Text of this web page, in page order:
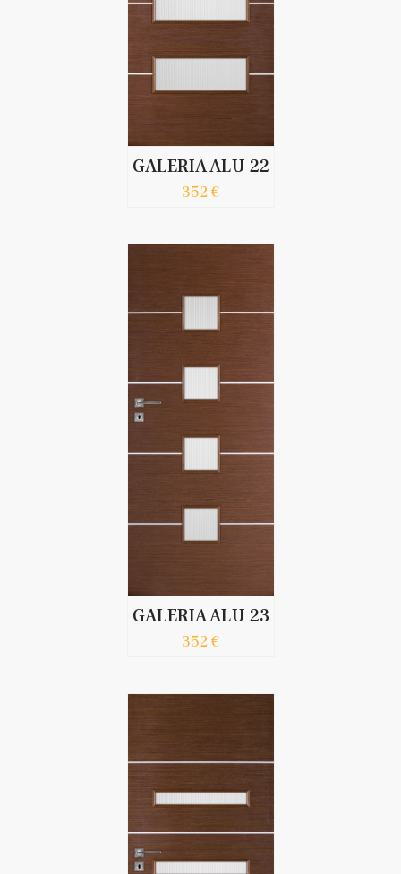
GALERIA ALU 22
352 €
GALERIA ALU 23
352 €